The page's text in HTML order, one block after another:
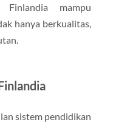
mampu
hanya berkualitas,
sistem pendidikan